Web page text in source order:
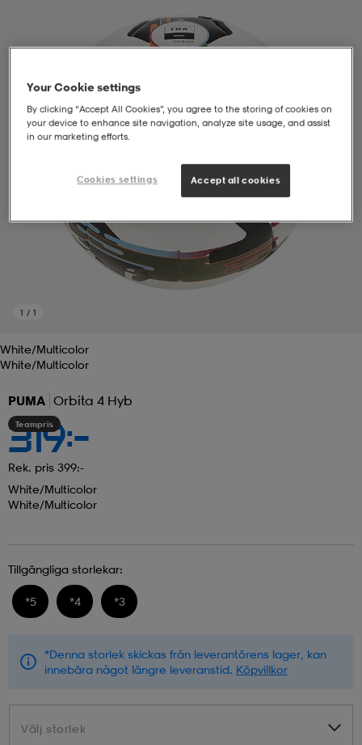
1 / 1
White/multicolor
White/multicolor
PUMA Orbita 4 Hyb
Teampris
319:-
Rek. pris 399:-
White/multicolor
White/multicolor
Tillgängliga storlekar:
*5 *4 *3
*Denna storlek skickas från leverantörens lager, kan
innebära något längre leveranstid. Köpvillkor
Välj storlek
Välj storlek
Your Cookie settings
By clicking “Accept All Cookies”, you agree to the storing of cookies on
your device to enhance site navigation, analyze site usage, and assist
in our marketing efforts.
Cookies settings Accept all cookies